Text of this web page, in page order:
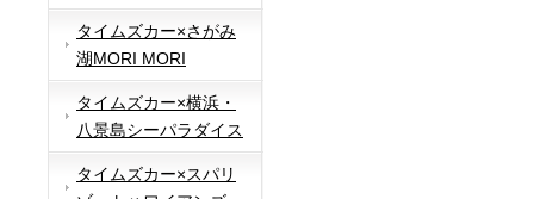
タイムズカー×さがみ
湖MORI MORI
タイムズカー×横浜・
八景島シーパラダイス
タイムズカー×スパリ